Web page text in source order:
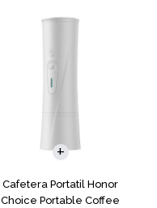
Cafetera Portatil Honor
Choice Portable Coffee